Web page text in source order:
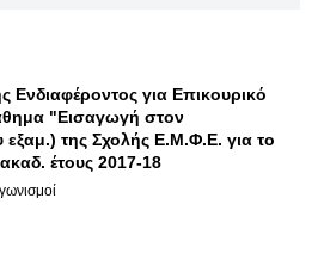
για Επικουρικό
"Εισαγωγή στον
της Σχολής Ε.Μ.Φ.Ε. για το
έτους 2017-18